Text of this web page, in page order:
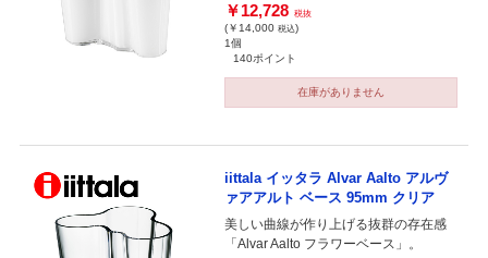
￥12,728 税抜
(￥14,000 税込)
1個
140ポイント
在庫がありません
iittala イッタラ Alvar Aalto アルヴ
ァアアルト ベース 95mm クリア
美しい曲線が作り上げる抜群の存在感
「Alvar Aalto フラワーベース」。